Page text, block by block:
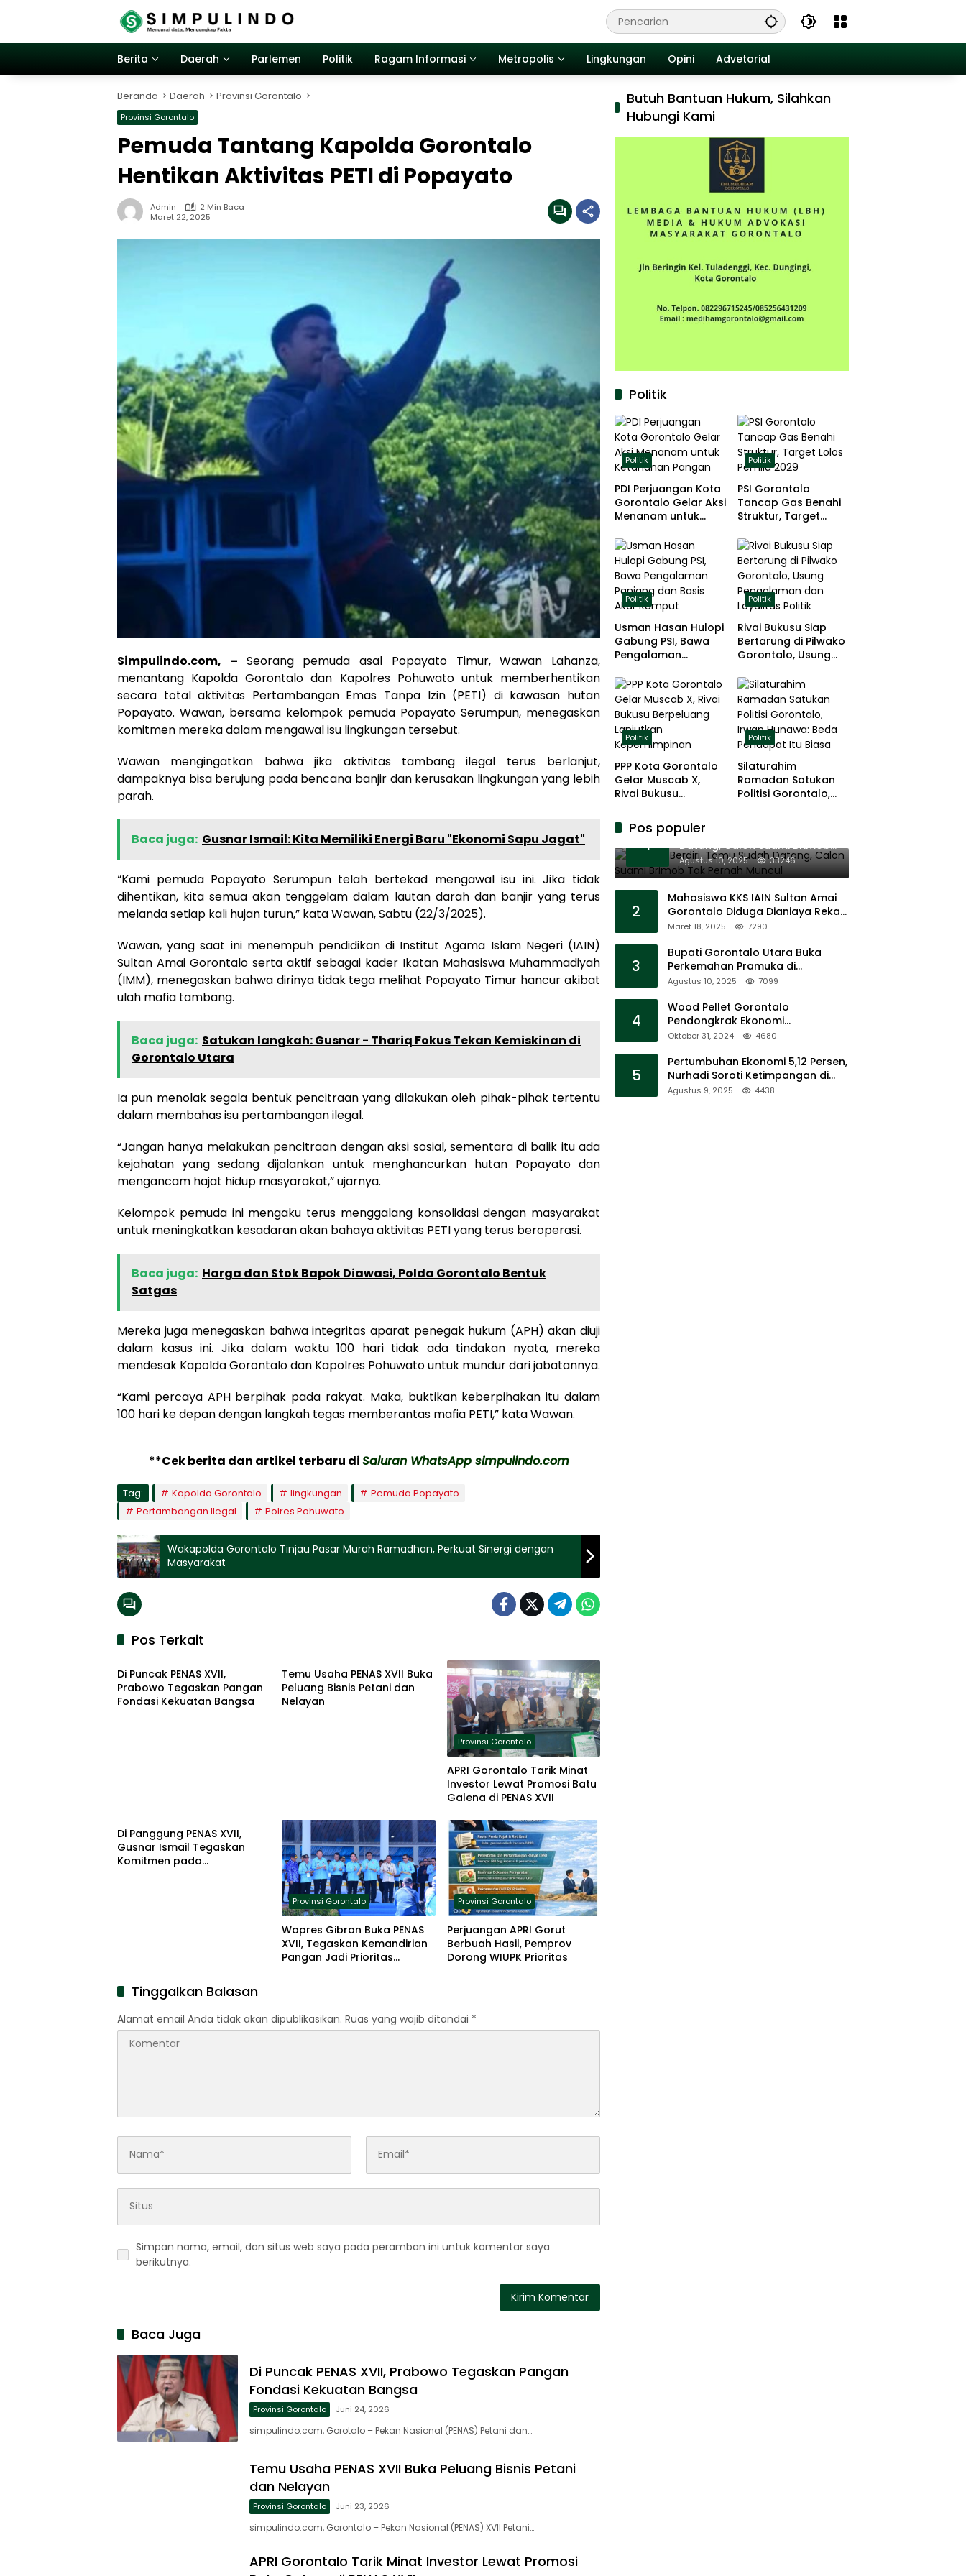
Berita
Daerah Parlemen Politik Ragam Informasi Metropolis Lingkungan Opini Advetorial
Beranda Daerah Provinsi Gorontalo
Provinsi Gorontalo
Pemuda Tantang Kapolda Gorontalo
Hentikan Aktivitas PETI di Popayato
Admin
2 Min Baca
Maret 22, 2025
Simpulindo.com, – Seorang pemuda asal Popayato Timur, Wawan Lahanza,
menantang Kapolda Gorontalo dan Kapolres Pohuwato untuk memberhentikan
secara total aktivitas Pertambangan Emas Tanpa Izin (PETI) di kawasan hutan
Popayato. Wawan, bersama kelompok pemuda Popayato Serumpun, menegaskan
komitmen mereka dalam mengawal isu lingkungan tersebut.
Wawan mengingatkan bahwa jika aktivitas tambang ilegal terus berlanjut,
dampaknya bisa berujung pada bencana banjir dan kerusakan lingkungan yang lebih
parah.
Baca juga: Gusnar Ismail: Kita Memiliki Energi Baru "Ekonomi Sapu Jagat"
“Kami pemuda Popayato Serumpun telah bertekad mengawal isu ini. Jika tidak
dihentikan, kita semua akan tenggelam dalam lautan darah dan banjir yang terus
melanda setiap kali hujan turun,” kata Wawan, Sabtu (22/3/2025).
Wawan, yang saat ini menempuh pendidikan di Institut Agama Islam Negeri (IAIN)
Sultan Amai Gorontalo serta aktif sebagai kader Ikatan Mahasiswa Muhammadiyah
(IMM), menegaskan bahwa dirinya tidak tega melihat Popayato Timur hancur akibat
ulah mafia tambang.
Baca juga: Satukan langkah: Gusnar - Thariq Fokus Tekan Kemiskinan di
Gorontalo Utara
Ia pun menolak segala bentuk pencitraan yang dilakukan oleh pihak-pihak tertentu
dalam membahas isu pertambangan ilegal.
“Jangan hanya melakukan pencitraan dengan aksi sosial, sementara di balik itu ada
kejahatan yang sedang dijalankan untuk menghancurkan hutan Popayato dan
mengancam hajat hidup masyarakat,” ujarnya.
Kelompok pemuda ini mengaku terus menggalang konsolidasi dengan masyarakat
untuk meningkatkan kesadaran akan bahaya aktivitas PETI yang terus beroperasi.
Baca juga: Harga dan Stok Bapok Diawasi, Polda Gorontalo Bentuk
Satgas
Mereka juga menegaskan bahwa integritas aparat penegak hukum (APH) akan diuji
dalam kasus ini. Jika dalam waktu 100 hari tidak ada tindakan nyata, mereka
mendesak Kapolda Gorontalo dan Kapolres Pohuwato untuk mundur dari jabatannya.
“Kami percaya APH berpihak pada rakyat. Maka, buktikan keberpihakan itu dalam
100 hari ke depan dengan langkah tegas memberantas mafia PETI,” kata Wawan.
**Cek berita dan artikel terbaru diSaluran WhatsApp simpulindo.com
Tag: Kapolda Gorontalo lingkungan
Pemuda Popayato
Pertambangan Ilegal
Polres Pohuwato
Wakapolda Gorontalo Tinjau Pasar Murah Ramadhan, Perkuat Sinergi dengan
Masyarakat
Pos Terkait
Provinsi Gorontalo
Di Puncak PENAS XVII,
Prabowo Tegaskan Pangan
Fondasi Kekuatan Bangsa
Temu Usaha PENAS XVII Buka
Peluang Bisnis Petani dan
Nelayan
Provinsi Gorontalo
APRI Gorontalo Tarik Minat
Investor Lewat Promosi Batu
Galena di PENAS XVII
Di Panggung PENAS XVII,
Gusnar Ismail Tegaskan
Komitmen pada
Provinsi Gorontalo
Wapres Gibran Buka PENAS
XVII, Tegaskan Kemandirian
Pangan Jadi Prioritas
Provinsi Gorontalo
Perjuangan APRI Gorut
Berbuah Hasil, Pemprov
Dorong WIUPK Prioritas
Tinggalkan Balasan
Alamat email Anda tidak akan dipublikasikan. Ruas yang wajib ditandai *
Simpan nama, email, dan situs web saya pada peramban ini untuk komentar saya
berikutnya.
Baca Juga
Di Puncak PENAS XVII, Prabowo Tegaskan Pangan
Fondasi Kekuatan Bangsa
Provinsi Gorontalo Juni 24, 2026
simpulindo.com, Gorotalo – Pekan Nasional (PENAS) Petani dan…
Temu Usaha PENAS XVII Buka Peluang Bisnis Petani
dan Nelayan
Provinsi Gorontalo Juni 23, 2026
simpulindo.com, Gorontalo – Pekan Nasional (PENAS) XVII Petani…
APRI Gorontalo Tarik Minat Investor Lewat Promosi
Butuh Bantuan Hukum, Silahkan
Hubungi Kami
Politik
Politik
PDI Perjuangan Kota
Gorontalo Gelar Aksi
Menanam untuk
Politik
PSI Gorontalo
Tancap Gas Benahi
Struktur, Target
Politik
Usman Hasan Hulopi
Gabung PSI, Bawa
Pengalaman
Akar Rumput
Politik
Rivai Bukusu Siap
Bertarung di Pilwako
Gorontalo, Usung
Loyalitas Politik
Politik
PPP Kota Gorontalo
Gelar Muscab X,
Rivai Bukusu
Lanjutkan
Kepemimpinan
Politik
Silaturahim
Ramadan Satukan
Politisi Gorontalo,
Pos populer
1
11 Tenda Berdiri, Tamu Sudah
Datang, Calon Suami Brimob
Tak Pernah Muncul
Agustus 10, 2025 33246
2
Mahasiswa KKS IAIN Sultan Amai
Gorontalo Diduga Dianiaya Rekan
Sendiri di Popayato Barat
Maret 18, 2025 7290
3
Bupati Gorontalo Utara Buka
Perkemahan Pramuka di
Sumalata
Agustus 10, 2025 7099
4
Wood Pellet Gorontalo
Pendongkrak Ekonomi
Masyarakat Dan Mendorong
Oktober 31, 2024 4680
5
Pertumbuhan Ekonomi 5,12 Persen,
Nurhadi Soroti Ketimpangan di
Lapangan
Agustus 9, 2025 4438